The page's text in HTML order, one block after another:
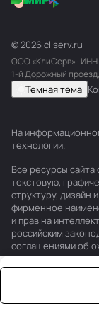
© 2026 cliserv.ru
ООО «КлиСерв» · ИНН
1-й Дорожный проезд,
Темная тема
На
технологии.
Все ресурсы сайта
текстовую,
структуру,
фирменное
и прав на
российским
соглашениями об